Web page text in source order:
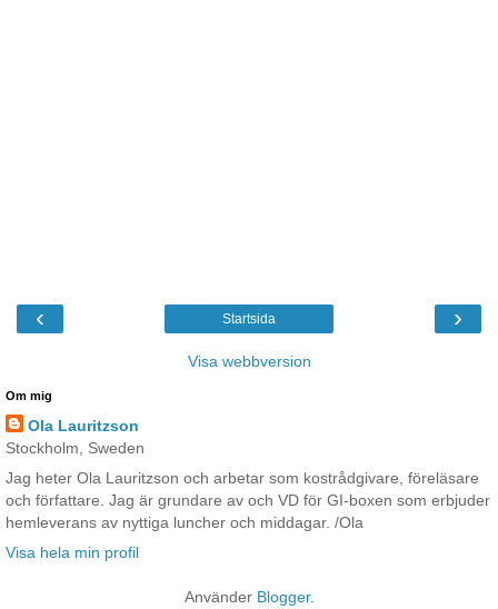
‹ ›
Startsida
Visa webbversion
Om mig
Ola Lauritzson
Stockholm, Sweden
Jag heter Ola Lauritzson och arbetar som kostrådgivare, föreläsare
och författare. Jag är grundare av och VD för GI-boxen som erbjuder
hemleverans av nyttiga luncher och middagar. /Ola
Visa hela min profil
Använder Blogger.